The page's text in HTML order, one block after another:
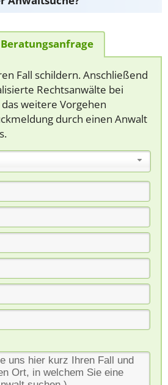
Beratungsanfrage
Fall schildern. Anschließend
Rechtsanwälte bei
weitere Vorgehen
durch einen Anwalt